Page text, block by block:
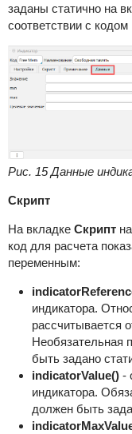
заданы статично на
соответствии с
Рис. 15 Данные
Скрипт
На вкладке Скрипт
код для расчета
переменным:
индикатора.
рассчитывается
Необязательная
быть задано
indicatorValue() -
индикатора.
должен быть